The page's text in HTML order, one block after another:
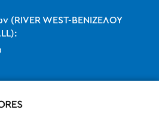
(RIVER WEST-ΒΕΝΙΖΕΛΟΥ
PARK):